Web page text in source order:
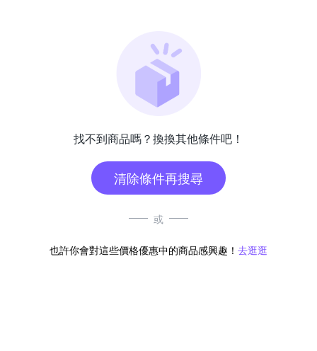
找不到商品嗎？換換其他條件吧！
清除條件再搜尋
或
也許你會對這些價格優惠中的商品感興趣！ 去逛逛